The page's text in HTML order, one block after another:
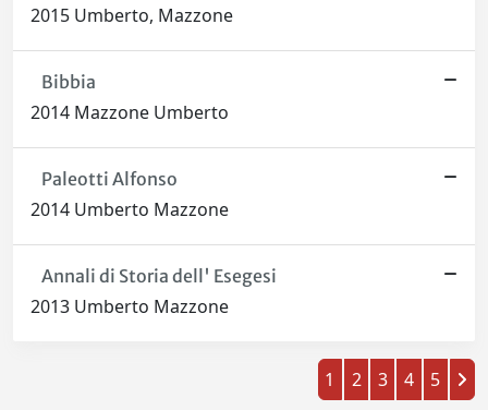
2015 Umberto, Mazzone
Bibbia
2014 Mazzone Umberto
Paleotti Alfonso
2014 Umberto Mazzone
Annali di Storia dell' Esegesi
2013 Umberto Mazzone
1 2 3 4 5